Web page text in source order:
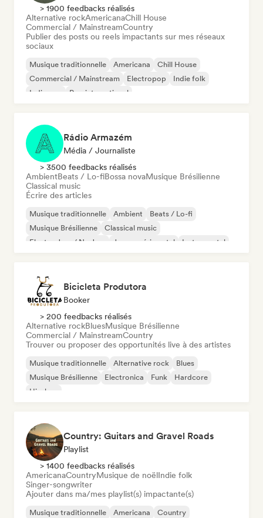
> 1900 feedbacks réalisés
Alternative rockAmericanaChill House
Commercial / MainstreamCountry
Publier des posts ou reels impactants sur mes réseaux
sociaux
Musique traditionnelle Americana
Chill House
Commercial / Mainstream
Electropop
Indie folk
Indie pop
Pop international
Rádio Armazém
Média / Journaliste
> 3500 feedbacks réalisés
AmbientBeats / Lo-fiBossa novaMusique Brésilienne
Classical music
Écrire des articles
Musique traditionnelle Ambient
Beats / Lo-fi
Musique Brésilienne
Classical music
Electro Jazz / Nu Jazz
Jazz expérimental Instrumental
Bicicleta Produtora
Booker
> 200 feedbacks réalisés
Alternative rockBluesMusique Brésilienne
Commercial / MainstreamCountry
Trouver ou proposer des opportunités live à des artistes
Musique traditionnelle Alternative rock
Blues
Musique Brésilienne
Electronica Funk
Hardcore
Hip-hop
Country: Guitars and Gravel Roads
Playlist
> 1400 feedbacks réalisés
AmericanaCountryMusique de noëlIndie folk
Singer-songwriter
Ajouter dans ma/mes playlist(s) impactante(s)
Musique traditionnelle Americana
Country